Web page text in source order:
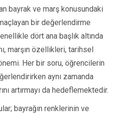
bayrak ve marş konusundaki
bir değerlendirme
dört ana başlık altında
marşın özellikleri, tarihsel
Her bir soru, öğrencilerin
aynı zamanda
artırmayı da hedeflemektedir.
bayrağın renklerinin ve